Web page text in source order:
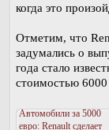
когда это
Отметим, что
задумались о
года стало
стоимостью 6000
Автомобили за 5000
евро: Renault сделает